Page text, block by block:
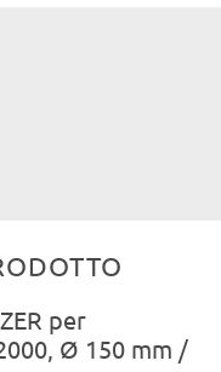
per
Ø 150 mm /